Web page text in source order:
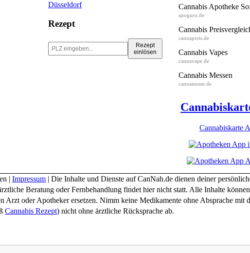
Düsseldorf
Rezept
Rezept
einlösen
Cannabis Apotheke
apoguru.de
Cannabis
cannapreis.de
Cannabis Vapes
cannavape.de
Cannabis Messen
cannamesse.de
Cannabiskarte
| Impressum | Die Inhalte und Dienste auf CanNah.de dienen deiner
Beratung oder Fernbehandlung findet hier nicht statt. Alle Inhalte
oder Apotheker ersetzen. Nimm keine Medikamente ohne Absprache mit
Cannabis Rezept) nicht ohne ärztliche Rücksprache ab.